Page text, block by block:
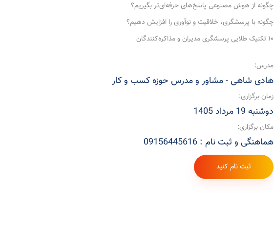
چگونه از هوش مصنوعی پاسخ‌های حرفه‌ای‌تر بگیریم؟
چگونه با پرسشگری، خلاقیت و نوآوری را افزایش دهیم؟
۱۰ تکنیک طلایی پرسشگری مدیران و مذاکره‌کنندگان
مدرس:
هادی شاهی - مشاور و مدرس حوزه کسب و کار
زمان برگزاری:
دوشنبه 19 مرداد 1405
مکان برگزاری:
هماهنگی و ثبت نام : 09156445616
ثبت نام کنید